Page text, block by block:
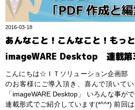
2016-03-18
あんなこと！こんなこと！もっ
imageWARE Desktop 連載第
こんにちは☆ＩＴソリューション企画部
のお客様にご導入頂き、喜んで頂いて
「imageWARE Desktop」 いろんな事が
連載形式でご紹介しています(*^^*) 前回